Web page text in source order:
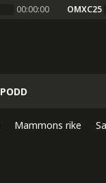
00:00:00 OMXC25
PODD
Mammons rike